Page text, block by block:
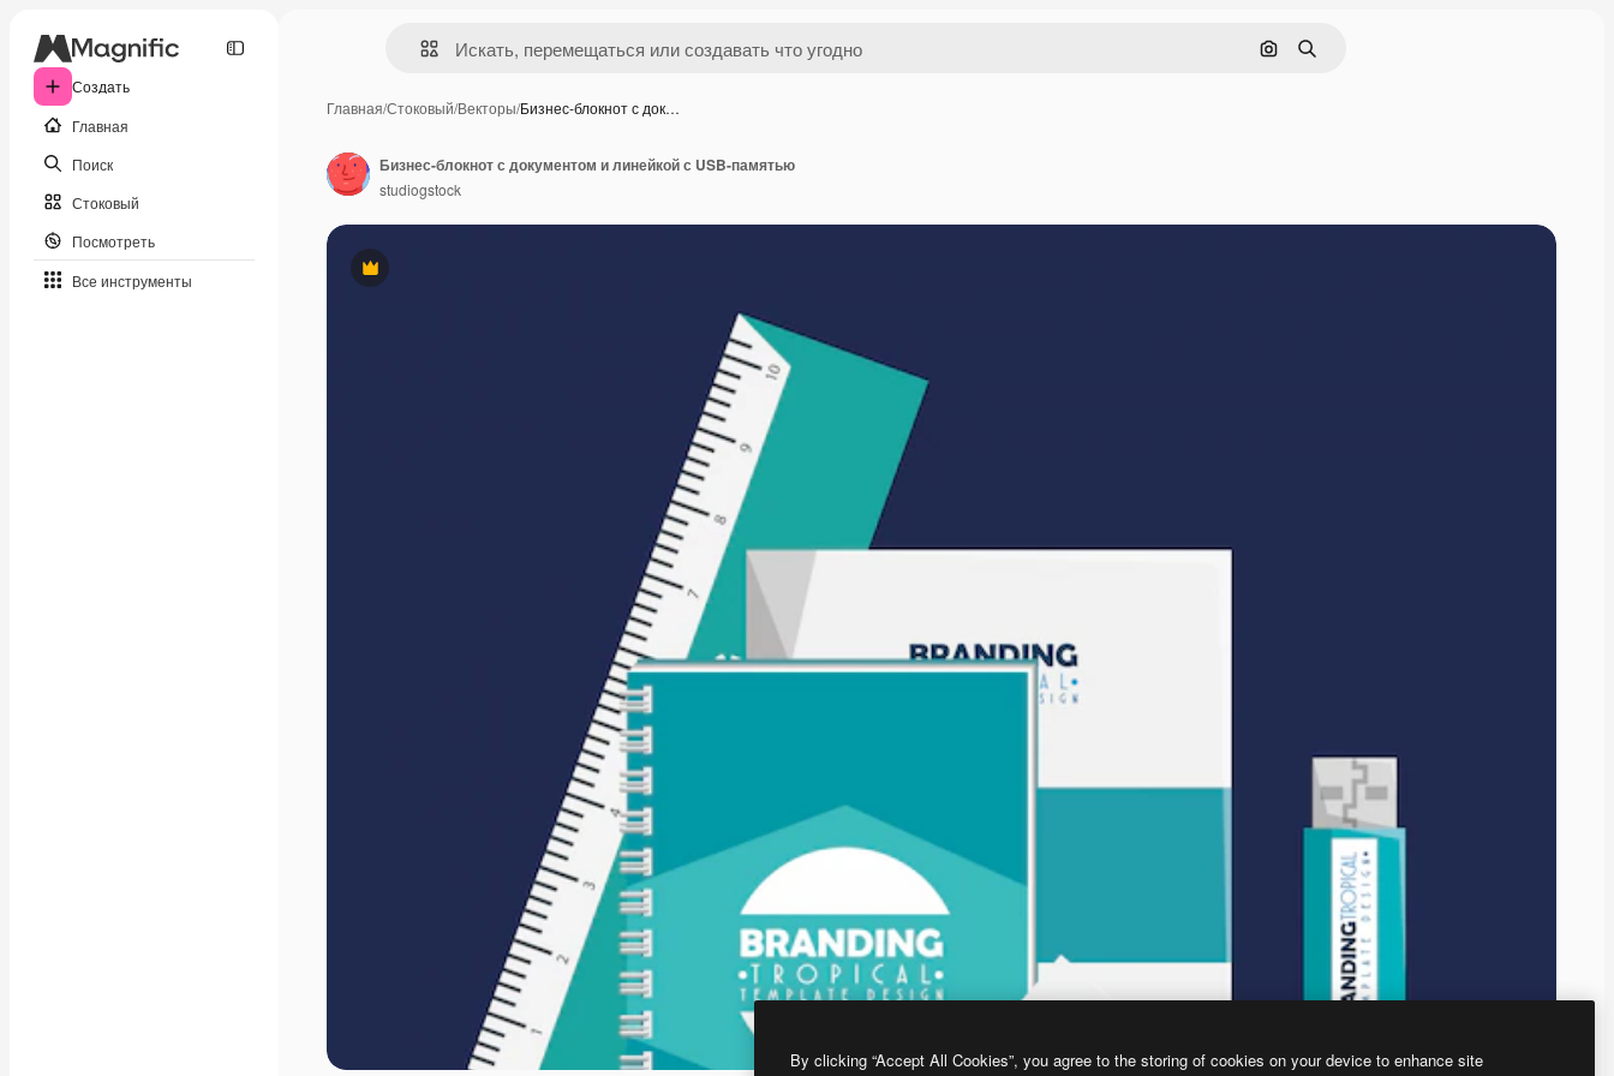
Создать
Главная
Поиск
Стоковый
Посмотреть
Все инструменты
Поиск по изображению
Поиск
Главная/Стоковый/Векторы/Бизнес-блокнот с док…
Премиум
Бизнес-блокнот с документом и линейкой с USB-памятью
studiogstock
By clicking “Accept All Cookies”, you agree to the storing of cookies on your device to enhance site